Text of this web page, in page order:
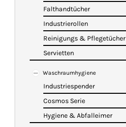
Falthandtücher
Industrierollen
Reinigungs & Pflegetücher
Servietten
Waschraumhygiene
Industriespender
Cosmos Serie
Hygiene & Abfalleimer